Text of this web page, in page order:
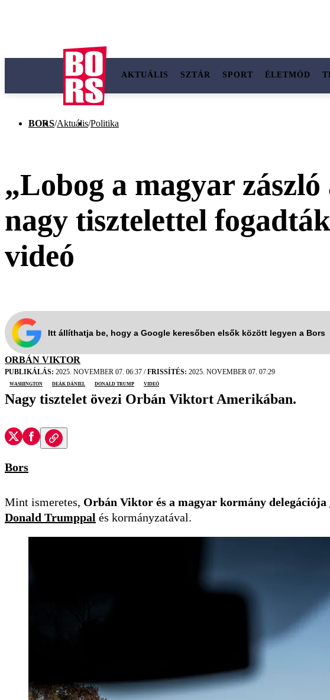
AKTUÁLIS SZTÁR SPORT ÉLETMÓD
BORS/Aktuális/Politika
„Lobog a magyar
nagy tisztelettel
videó
Itt állíthatja be, hogy a Google keresőben elsők között legyen a Bors
ORBÁN VIKTOR
PUBLIKÁLÁS: 2025. NOVEMBER 07. 06:37 /FRISSÍTÉS: 2025. NOVEMBER 07. 07:29
Washington
Deák Dániel Donald Trump videó
Nagy tisztelet övezi Orbán Viktort Amerikában.
Bors
Mint ismeretes, Orbán Viktor és a magyar kormány delegációja
Donald Trumppal és kormányzatával.